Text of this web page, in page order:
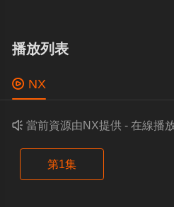
播放列表
 NX
 當前資源由NX提供 - 在線播
第1集